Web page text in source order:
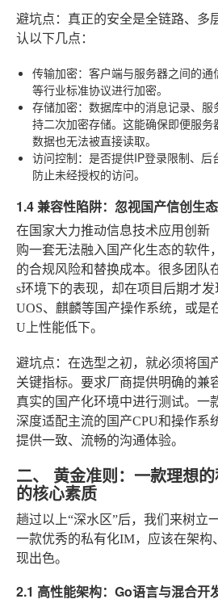
避坑点 ：真正的安全是全链路、多
认以下几点：
传输加密：客户端与服务器之间的
等行业标准协议进行加密。
存储加密：数据库中的消息记录、
持二次加密存储。这能确保即便服
数据也无法被直接读取。
访问控制：是否提供IP登录限制、后
防止未经授权的访问。
1.4 兼容性陷阱：忽视国产信创生态
在国家大力推动信息技术应用创新
购一套无法融入国产化生态的软件
的合规风险和替换成本。很多团队
s环境下的表现，却在项目后期才
UOS、麒麟等国产操作系统，或是
U上性能低下。
避坑点 ：在选型之初，就必须将国
关键指标。要求厂商提供明确的兼
真实的国产化环境中进行测试。一
深度适配主流的国产CPU和操作系
提供一致、流畅的沟通体验。
二、 黄金准则：一款理想
的核心素质
趟过以上“深水区”后，我们来树立
一款优秀的私有化IM，应该在架构
现出色。
2.1 高性能架构：Go语言与混合开